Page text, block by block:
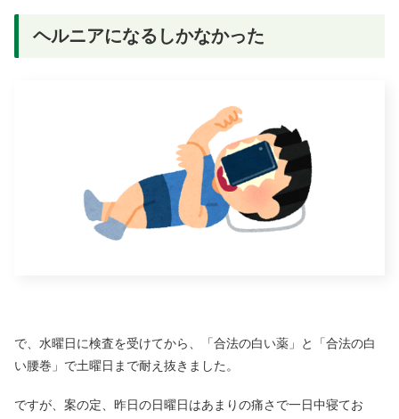
ヘルニアになるしかなかった
で、水曜日に検査を受けてから、「合法の白い薬」と「合法の白
い腰巻」で土曜日まで耐え抜きました。
ですが、案の定、昨日の日曜日はあまりの痛さで一日中寝てお